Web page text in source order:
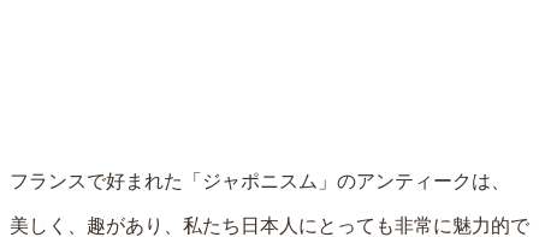
フランスで好まれた「ジャポニスム」のアンティークは、
美しく、趣があり、私たち日本人にとっても非常に魅力的で